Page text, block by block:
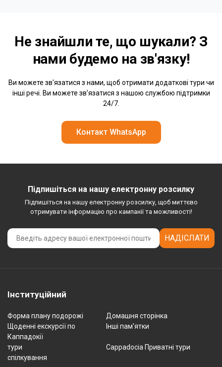
Не знайшли те, що шукали? З
нами будемо на зв'язку!
Ви можете зв'язатися з нами, щоб отримати додаткові тури чи
інші речі. Ви можете зв’язатися з нашою службою підтримки
24/7.
Контакт WhatsApp
Підпишіться на нашу електронну розсилку
Підпишіться на нашу електронну розсилку, щоб миттєво
отримувати інформацію про кампанії та можливості!
НАДІСЛАТИ
Інституційний
Форма плану подорожі
Домашня сторінка
Щоденні екскурсії по
Каппадокії
Інші пам'ятки
тури
Cappadocia Приватні тури
спілкування